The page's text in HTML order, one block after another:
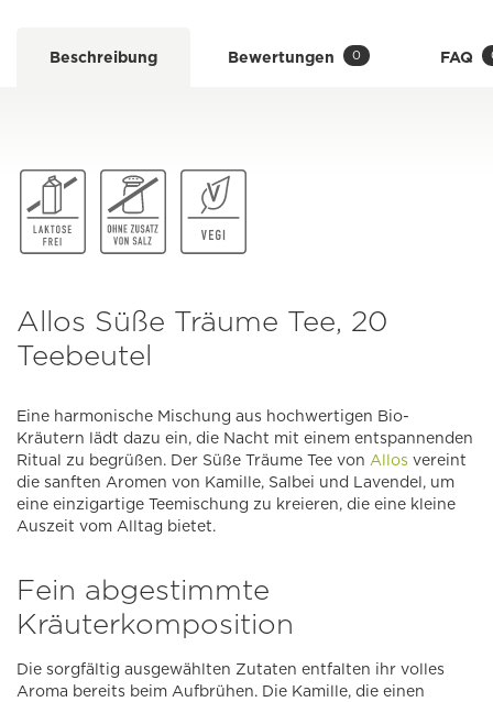
Beschreibung Bewertungen 0 FAQ
Allos Süße Träume Tee, 20
Teebeutel
Eine harmonische Mischung aus hochwertigen Bio-
Kräutern lädt dazu ein, die Nacht mit einem entspannenden
Ritual zu begrüßen. Der Süße Träume Tee von Allos vereint
die sanften Aromen von Kamille, Salbei und Lavendel, um
eine einzigartige Teemischung zu kreieren, die eine kleine
Auszeit vom Alltag bietet.
Fein abgestimmte
Kräuterkomposition
Die sorgfältig ausgewählten Zutaten entfalten ihr volles
Aroma bereits beim Aufbrühen. Die Kamille, die einen